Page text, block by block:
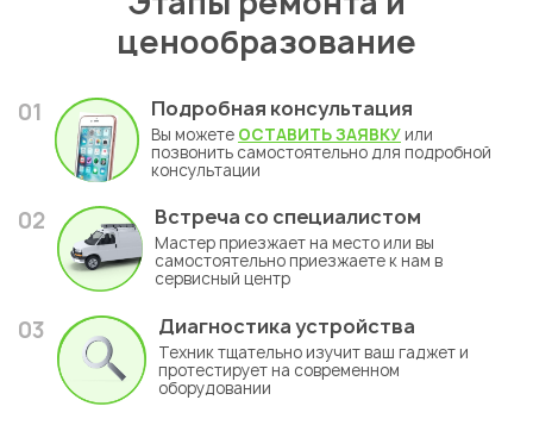
ценообразование
01 Подробная консультация
Вы можете ОСТАВИТЬ ЗАЯВКУ или
позвонить самостоятельно для подробной
консультации
02 Встреча со специалистом
Мастер приезжает на место или вы
самостоятельно приезжаете к нам в
сервисный центр
03 Диагностика устройства
Техник тщательно изучит ваш гаджет и
протестирует на современном
оборудовании